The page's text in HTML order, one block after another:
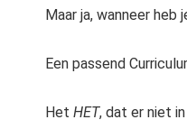
Maar ja, wanneer heb
Een passend
Het HET, dat er niet